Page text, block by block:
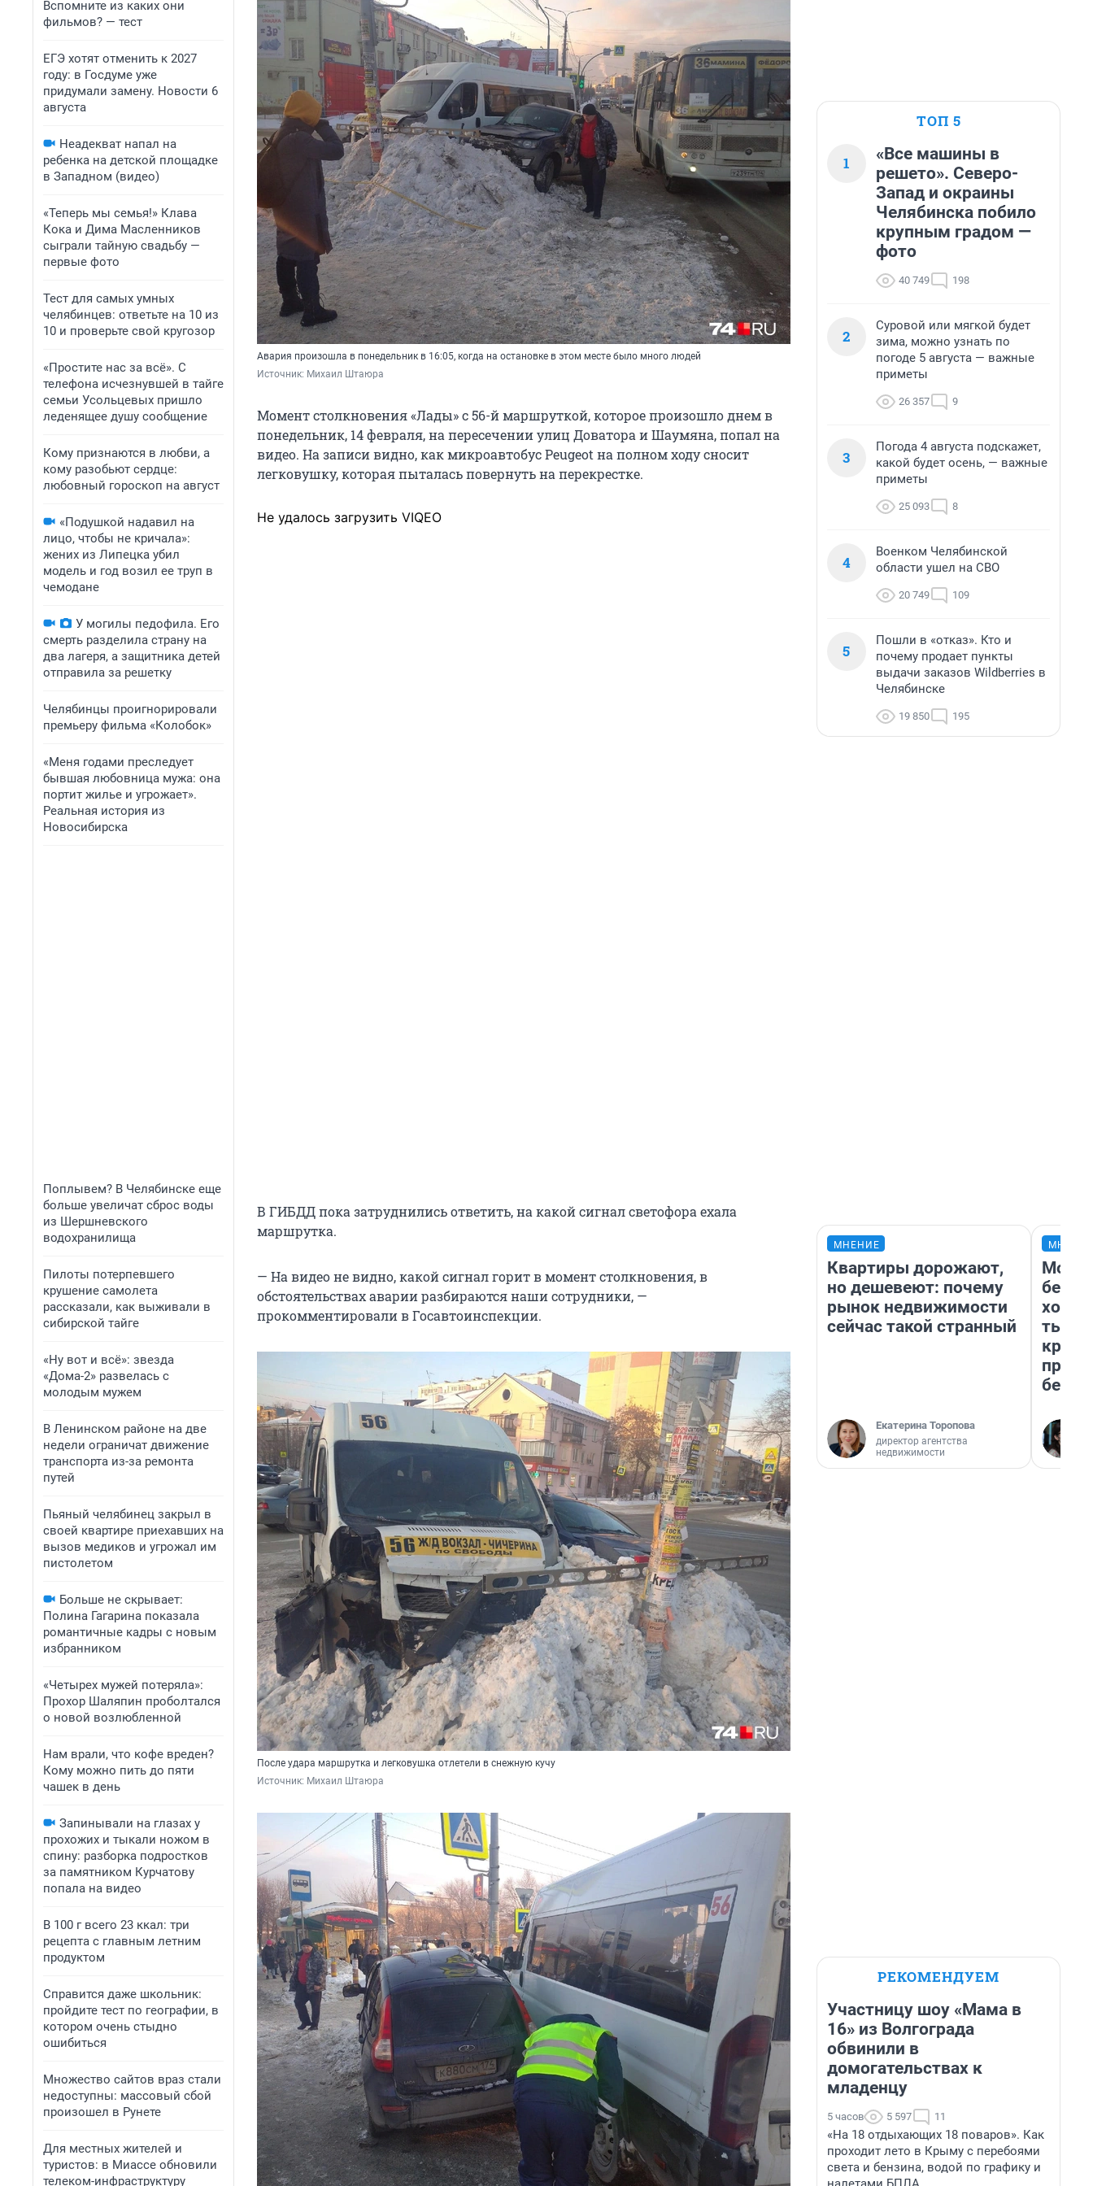
Вспомните из каких они
фильмов? — тест
ЕГЭ хотят отменить к 2027
году: в Госдуме уже
придумали замену. Новости 6
августа
Неадекват напал на
ребенка на детской площадке
в Западном (видео)
«Теперь мы семья!» Клава
Кока и Дима Масленников
сыграли тайную свадьбу —
первые фото
Тест для самых умных
челябинцев: ответьте на 10 из
10 и проверьте свой кругозор
«Простите нас за всё». С
телефона исчезнувшей в тайге
семьи Усольцевых пришло
леденящее душу сообщение
Кому признаются в любви, а
кому разобьют сердце:
любовный гороскоп на август
«Подушкой надавил на
лицо, чтобы не кричала»:
жених из Липецка убил
модель и год возил ее труп в
чемодане
У могилы педофила. Его
смерть разделила страну на
два лагеря, а защитника детей
отправила за решетку
Челябинцы проигнорировали
премьеру фильма «Колобок»
«Меня годами преследует
бывшая любовница мужа: она
портит жилье и угрожает».
Реальная история из
Новосибирска
Поплывем? В Челябинске еще
больше увеличат сброс воды
из Шершневского
водохранилища
Пилоты потерпевшего
крушение самолета
рассказали, как выживали в
сибирской тайге
«Ну вот и всё»: звезда
«Дома-2» развелась с
молодым мужем
В Ленинском районе на две
недели ограничат движение
транспорта из-за ремонта
путей
Пьяный челябинец закрыл в
своей квартире приехавших на
вызов медиков и угрожал им
пистолетом
Больше не скрывает:
Полина Гагарина показала
романтичные кадры с новым
избранником
«Четырех мужей потеряла»:
Прохор Шаляпин проболтался
о новой возлюбленной
Нам врали, что кофе вреден?
Кому можно пить до пяти
чашек в день
Запинывали на глазах у
прохожих и тыкали ножом в
спину: разборка подростков
за памятником Курчатову
попала на видео
В 100 г всего 23 ккал: три
рецепта с главным летним
продуктом
Справится даже школьник:
пройдите тест по географии, в
котором очень стыдно
ошибиться
Множество сайтов враз стали
недоступны: массовый сбой
произошел в Рунете
Для местных жителей и
туристов: в Миассе обновили
телеком-инфраструктуру
Авария произошла в понедельник в 16:05, когда на остановке в этом месте было много людей
Источник: Михаил Штаюра
Момент столкновения «Лады» с 56-й маршруткой, которое произошло днем в
понедельник, 14 февраля, на пересечении улиц Доватора и Шаумяна, попал на
видео. На записи видно, как микроавтобус Peugeot на полном ходу сносит
легковушку, которая пыталась повернуть на перекрестке.
Не удалось загрузить VIQEO
В ГИБДД пока затруднились ответить, на какой сигнал светофора ехала
маршрутка.
— На видео не видно, какой сигнал горит в момент столкновения, в
обстоятельствах аварии разбираются наши сотрудники, —
прокомментировали в Госавтоинспекции.
После удара маршрутка и легковушка отлетели в снежную кучу
Источник: Михаил Штаюра
ТОП 5
1
«Все машины в
решето». Северо-
Запад и окраины
Челябинска побило
крупным градом —
фото
40 749 198
2
Суровой или мягкой будет
зима, можно узнать по
погоде 5 августа — важные
приметы
26 357 9
3
Погода 4 августа подскажет,
какой будет осень, — важные
приметы
25 093 8
4
Военком Челябинской
области ушел на СВО
20 749 109
5
Пошли в «отказ». Кто и
почему продает пункты
выдачи заказов Wildberries в
Челябинске
19 850 195
МНЕНИЕ
Квартиры дорожают,
но дешевеют: почему
рынок недвижимости
сейчас такой странный
Екатерина Торопова
директор агентства
недвижимости
Мой
РЕКОМЕНДУЕМ
Участницу шоу «Мама в
16» из Волгограда
обвинили в
домогательствах к
младенцу
5 часов 5 597 11
«На 18 отдыхающих 18 поваров». Как
проходит лето в Крыму с перебоями
света и бензина, водой по графику и